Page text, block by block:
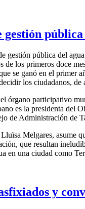
gestión
gestión pública del
de los primeros doce
se ganó en el primer
los ciudadanos, de
órgano participativo
es la presidenta del
de Administración de
Melgares, asume
que resultan
en una ciudad como
y